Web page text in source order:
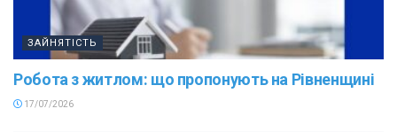
ЗАЙНЯТІСТЬ
Робота з житлом: що пропонують на Рівненщині
17/07/2026